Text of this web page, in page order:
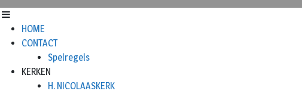
HOME
CONTACT
Spelregels
KERKEN
H. NICOLAASKERK